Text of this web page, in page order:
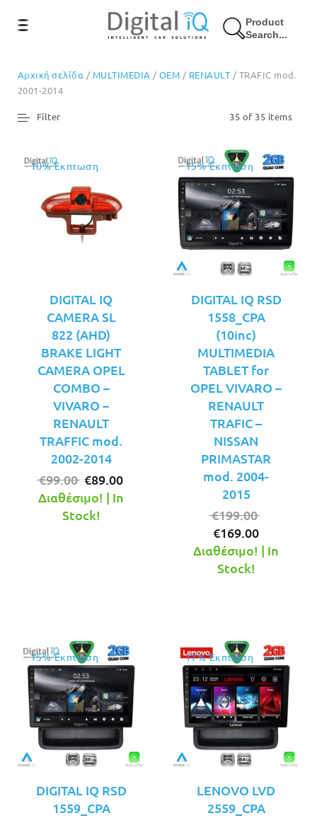
Product
Search...
Αρχική σελίδα / MULTIMEDIA / OEM / RENAULT/ TRAFIC mod.
2001-2014
35 of 35 items
Filter
10% Έκπτωση
DIGITAL IQ
CAMERA SL
822 (AHD)
BRAKE LIGHT
CAMERA OPEL
COMBO –
VIVARO –
RENAULT
TRAFFIC mod.
2002-2014
€99.00 Original
price
was:
€89.00
Διαθέσιμο! | In
Stock!
15% Έκπτωση
DIGITAL IQ RSD
1558_CPA
(10inc)
MULTIMEDIA
TABLET for
OPEL VIVARO –
RENAULT
TRAFIC –
NISSAN
PRIMASTAR
mod. 2004-
2015
€199.00
was:
€169.00
τρέχουσα
Διαθέσιμο! | In
Stock!
15% Έκπτωση
DIGITAL IQ RSD
1559_CPA
17% Έκπτωση
LENOVO LVD
2559_CPA